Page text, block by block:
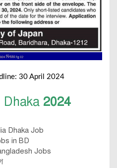
30 April 2024
Dhaka 2024
Dhaka Job
in BD
Jobs